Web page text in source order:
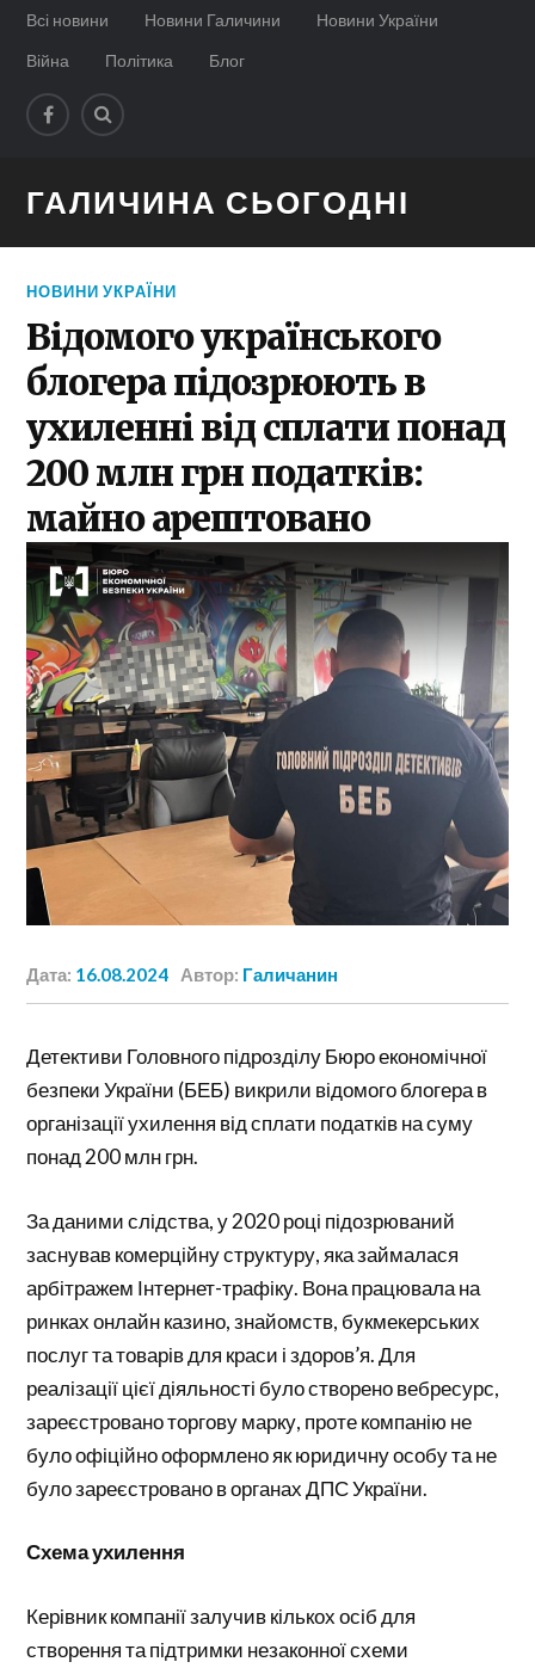
Всі новини Новини Галичини
Новини України
Війна
Політика Блог
ГАЛИЧИНА СЬОГОДНІ
НОВИНИ УКРАЇНИ
Відомого українського
блогера підозрюють в
ухиленні від сплати понад
200 млн грн податків:
майно арештовано
Дата: 16.08.2024 Автор: Галичанин
Детективи Головного підрозділу Бюро економічної
безпеки України (БЕБ) викрили відомого блогера в
організації ухилення від сплати податків на суму
понад 200 млн грн.
За даними слідства, у 2020 році підозрюваний
заснував комерційну структуру, яка займалася
арбітражем Інтернет-трафіку. Вона працювала на
ринках онлайн казино, знайомств, букмекерських
послуг та товарів для краси і здоров’я. Для
реалізації цієї діяльності було створено вебресурс,
зареєстровано торгову марку, проте компанію не
було офіційно оформлено як юридичну особу та не
було зареєстровано в органах ДПС України.
Схема ухилення
Керівник компанії залучив кількох осіб для
створення та підтримки незаконної схеми